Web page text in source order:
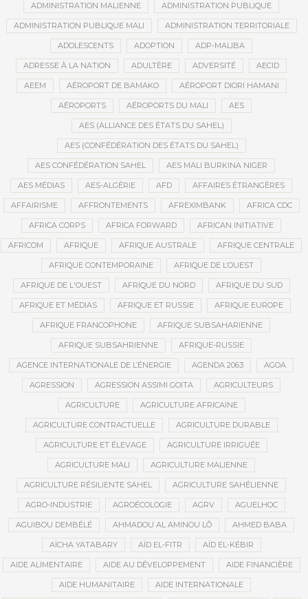
ADMINISTRATION MALIENNE ADMINISTRATION PUBLIQUE
ADMINISTRATION PUBLIQUE MALI ADMINISTRATION TERRITORIALE
ADOLESCENTS ADOPTION ADP-MALIBA
ADRESSE À LA NATION ADULTÈRE ADVERSITÉ AECID
AEEM AÉROPORT DE BAMAKO AÉROPORT DIORI HAMANI
AÉROPORTS AÉROPORTS DU MALI AES
AES (ALLIANCE DES ÉTATS DU SAHEL)
AES (CONFÉDÉRATION DES ÉTATS DU SAHEL)
AES CONFÉDÉRATION SAHEL AES MALI BURKINA NIGER
AES MÉDIAS AES-ALGÉRIE AFD AFFAIRES ÉTRANGÈRES
AFFAIRISME AFFRONTEMENTS AFREXIMBANK AFRICA CDC
AFRICA CORPS AFRICA FORWARD AFRICAN INITIATIVE
AFRICOM AFRIQUE AFRIQUE AUSTRALE AFRIQUE CENTRALE
AFRIQUE CONTEMPORAINE AFRIQUE DE L’OUEST
AFRIQUE DE L'OUEST AFRIQUE DU NORD AFRIQUE DU SUD
AFRIQUE ET MÉDIAS AFRIQUE ET RUSSIE AFRIQUE EUROPE
AFRIQUE FRANCOPHONE AFRIQUE SUBSAHARIENNE
AFRIQUE SUBSAHRIENNE AFRIQUE-RUSSIE
AGENCE INTERNATIONALE DE L’ÉNERGIE AGENDA 2063 AGOA
AGRESSION AGRESSION ASSIMI GOITA AGRICULTEURS
AGRICULTURE AGRICULTURE AFRICAINE
AGRICULTURE CONTRACTUELLE AGRICULTURE DURABLE
AGRICULTURE ET ÉLEVAGE AGRICULTURE IRRIGUÉE
AGRICULTURE MALI AGRICULTURE MALIENNE
AGRICULTURE RÉSILIENTE SAHEL AGRICULTURE SAHÉLIENNE
AGRO-INDUSTRIE AGROÉCOLOGIE AGRV AGUELHOC
AGUIBOU DEMBÉLÉ AHMADOU AL AMINOU LÔ AHMED BABA
AÏCHA YATABARY AÏD EL-FITR AÏD EL-KÉBIR
AIDE ALIMENTAIRE AIDE AU DÉVELOPPEMENT AIDE FINANCIÈRE
AIDE HUMANITAIRE AIDE INTERNATIONALE